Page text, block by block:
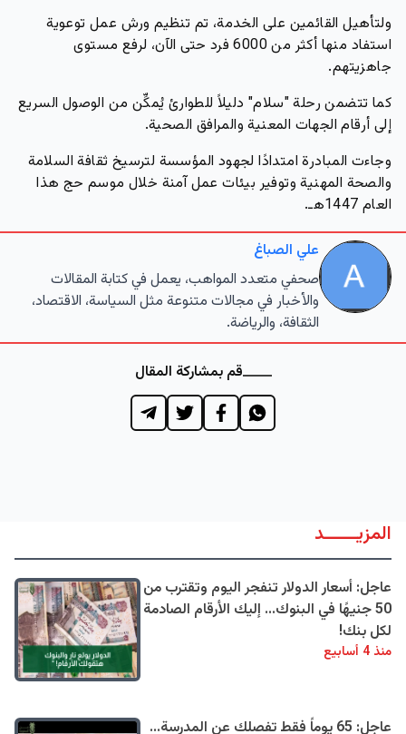
ولتأهيل القائمين على الخدمة، تم تنظيم ورش عمل توعوية
استفاد منها أكثر من 6000 فرد حتى الآن، لرفع مستوى
جاهزيتهم.
كما تتضمن رحلة "سلام" دليلاً للطوارئ يُمكِّن من الوصول السريع
إلى أرقام الجهات المعنية والمرافق الصحية.
وجاءت المبادرة امتدادًا لجهود المؤسسة لترسيخ ثقافة السلامة
والصحة المهنية وتوفير بيئات عمل آمنة خلال موسم حج هذا
العام 1447هـ.
علي الصباغ
صحفي متعدد المواهب، يعمل في كتابة المقالات
والأخبار في مجالات متنوعة مثل السياسة، الاقتصاد،
الثقافة، والرياضة.
قم بمشاركة المقال
المزيــــــد
عاجل: أسعار الدولار تنفجر اليوم وتقترب من
50 جنيهًا في البنوك... إليك الأرقام الصادمة
لكل بنك!
منذ 4 أسابيع
عاجل: 65 يوماً فقط تفصلك عن المدرسة...